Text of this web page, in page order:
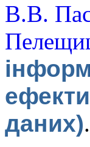
В.В.
даних).